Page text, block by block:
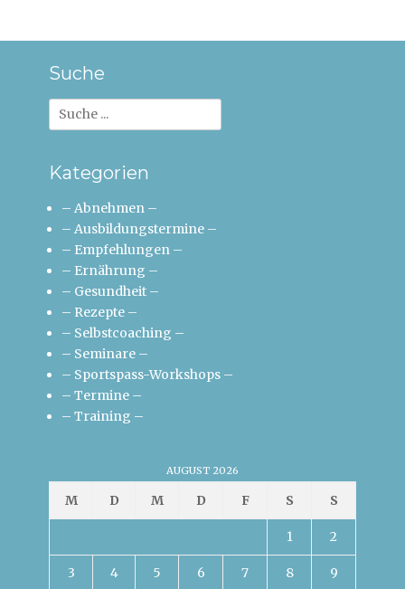
Suche
Suche
nach:
Kategorien
– Abnehmen –
– Ausbildungstermine –
– Empfehlungen –
– Ernährung –
– Gesundheit –
– Rezepte –
– Selbstcoaching –
– Seminare –
– Sportspass-Workshops –
– Termine –
– Training –
AUGUST 2026
M D M D F S S
1 2
3 4 5 6 7 8 9